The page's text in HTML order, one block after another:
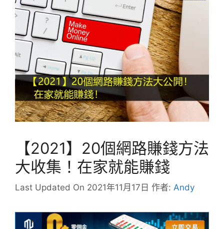
【2021】20個網路賺錢方法
大收集！在家就能賺錢
Last Updated On 2021年11月17日 作者: Andy